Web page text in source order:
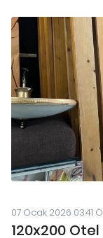
07 Ocak 2026 03:41
120x200